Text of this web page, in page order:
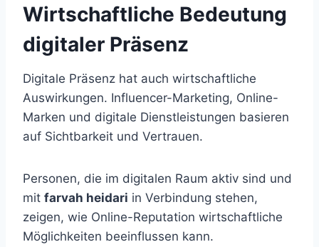
Wirtschaftliche Bedeutung
digitaler Präsenz
Digitale Präsenz hat auch wirtschaftliche
Auswirkungen. Influencer-Marketing, Online-
Marken und digitale Dienstleistungen basieren
auf Sichtbarkeit und Vertrauen.
Personen, die im digitalen Raum aktiv sind und
mit farvah heidari in Verbindung stehen,
zeigen, wie Online-Reputation wirtschaftliche
Möglichkeiten beeinflussen kann.